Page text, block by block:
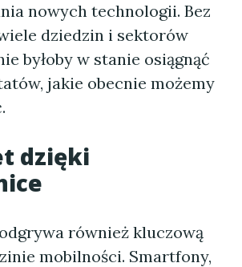
nowych technologii. Bez
dziedzin i sektorów
byłoby w stanie osiągnąć
jakie obecnie możemy
dzięki
również kluczową
mobilności. Smartfony,